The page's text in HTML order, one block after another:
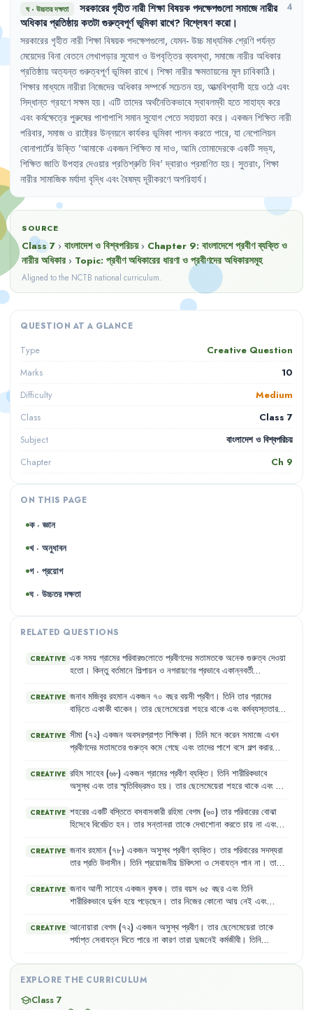
ঘ· উচ্চতর দক্ষতা সরকারেরগৃহীতনারীশিক্ষাবিষয়কপদক্ষেপগুলোসমাজেনারীর
অধিকারপ্রতিষ্ঠায়কতটাগুরুত্বপূর্ণভূমিকারাখে?বিশ্লেষণকরো।
4
সরকারের গৃহীত নারী শিক্ষা বিষয়ক পদক্ষেপগুলো, যেমন- উচ্চ মাধ্যমিক শ্রেণি পর্যন্ত
মেয়েদের বিনা বেতনে লেখাপড়ার সুযোগ ও উপবৃত্তির ব্যবস্থা, সমাজে নারীর অধিকার
প্রতিষ্ঠায় অত্যন্ত গুরুত্বপূর্ণ ভূমিকা রাখে । শিক্ষা নারীর ক্ষমতায়নের মূল চাবিকাঠি ।
শিক্ষার মাধ্যমে নারীরা নিজেদের অধিকার সম্পর্কে সচেতন হয়, আত্মবিশ্বাসী হয়ে ওঠে এবং
সিদ্ধান্ত গ্রহণে সক্ষম হয় । এটি তাদের অর্থনৈতিকভাবে স্বাবলম্বী হতে সাহায্য করে
এবং কর্মক্ষেত্রে পুরুষের পাশাপাশি সমান সুযোগ পেতে সহায়তা করে । একজন শিক্ষিত নারী
পরিবার, সমাজ ও রাষ্ট্রের উন্নয়নে কার্যকর ভূমিকা পালন করতে পারে, যা নেপোলিয়ন
বোনাপার্টের উক্তি 'আমাকে একজন শিক্ষিত মা দাও, আমি তোমাদেরকে একটি সভ্য,
শিক্ষিত জাতি উপহার দেওয়ার প্রতিশ্রুতি দিব' দ্বারাও প্রমাণিত হয় । সুতরাং, শিক্ষা
নারীর সামাজিক মর্যাদা বৃদ্ধি এবং বৈষম্য দূরীকরণে অপরিহার্য।
SOURCE
Class 7 › বাংলাদেশ ও বিশ্বপরিচয় › Chapter 9: বাংলাদেশে প্রবীণ ব্যক্তি ও
নারীর অধিকার › Topic: প্রবীণ অধিকারের ধারণা ও প্রবীণদের অধিকারসমূহ
Aligned to the NCTB national curriculum.
QUESTION AT A GLANCE
Type Creative Question
Marks 10
Difficulty Medium
Class Class 7
Subject বাংলাদেশ ও বিশ্বপরিচয়
Chapter Ch 9
ON THIS PAGE
ক · জ্ঞান
খ · অনুধাবন
গ · প্রয়োগ
ঘ · উচ্চতর দক্ষতা
RELATED QUESTIONS
CREATIVE এক সময় গ্রামের পরিবারগুলোতে প্রবীণদের মতামতকে অনেক গুরুত্ব দেওয়া
হতো । কিন্তু বর্তমানে শিল্পায়ন ও নগরায়ণের প্রভাবে একান্নবর্তী
মতামতকে আর আগের মতো গুরুত্ব দেওয়া হয় না এবং তারা সমাজে প্রায়
গৌণ বিবেচিত হন। তাদের পাশে বসে কথা বলার সময়ও যেন কারও নেই।
CREATIVE জনাব মজিবুর রহমান একজন ৭০ বছর বয়সী প্রবীণ । তিনি তার গ্রামের
বাড়িতে একাকী থাকেন । তার ছেলেমেয়েরা শহরে থাকে এবং কর্মব্যস্ততার
হয়ে পড়েন এবং তার দেখাশোনা করার কেউ থাকে না। তিনি মনে করেন, তার
একটু সঙ্গ এবং যত্নের প্রয়োজন ।
CREATIVE সীমা (৭২) একজন অবসরপ্রাপ্ত শিক্ষিকা । তিনি মনে করেন সমাজে এখন
প্রবীণদের মতামতের গুরুত্ব কমে গেছে এবং তাদের পাশে বসে গল্প করার
নিজেকে সমাজের বোঝা মনে করেন । তার শারীরিক শক্তিও আগের মতো
নেই।
CREATIVE রহিম সাহেব (৬৮) একজন গ্রামের প্রবীণ ব্যক্তি। তিনি শারীরিকভাবে
অসুস্থ এবং তার স্মৃতিবিভ্রমও হয় । তার ছেলেমেয়েরা শহরে থাকে এবং তার
অবহেলিত মনে করেন।
CREATIVE শহরের একটি বস্তিতে বসবাসকারী রহিমা বেগম (৬০) তার পরিবারের বোঝা
হিসেবে বিবেচিত হন । তার সন্তানরা তাকে দেখাশোনা করতে চায় না এবং
চিকিৎসা সুবিধা পান না এবং ঔষধ কেনারও সামর্থ্য তার নেই। তিনি মনে
করেন, তার মতো অসহায় প্রবীণদের জন্য সমাজে কোনো স্থান নেই ।
CREATIVE জনাব রহমান (৭৮) একজন অসুস্থ প্রবীণ ব্যক্তি। তার পরিবারের সদস্যরা
তার প্রতি উদাসীন । তিনি প্রয়োজনীয় চিকিৎসা ও সেবাযত্ন পান না । তার
CREATIVE জনাব আলী সাহেব একজন কৃষক। তার বয়স ৬৫ বছর এবং তিনি
শারীরিকভাবে দুর্বল হয়ে পড়েছেন । তার নিজের কোনো আয় নেই এবং
অভাব রয়েছে। তিনি মনে করেন, সরকার যদি অসহায় প্রবীণদের জন্য আরও
বেশি সুযোগ-সুবিধা দিত, তবে তার মতো অনেকেই ভালো জীবনযাপন করতে
CREATIVE আনোয়ারা বেগম (৭২) একজন অসুস্থ প্রবীণ । তার ছেলেমেয়েরা তাকে
পর্যাপ্ত সেবাযত্ন দিতে পারে না কারণ তারা দুজনেই কর্মজীবী। তিনি
মানসিকভাবে দুর্বল করে দিচ্ছে।
EXPLORE THE CURRICULUM
schoolClass 7